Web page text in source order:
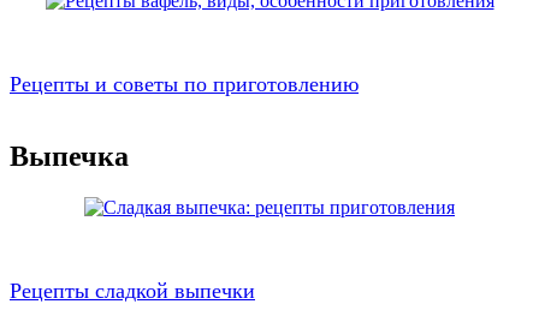
Рецепты и советы по приготовлению
Выпечка
Рецепты сладкой выпечки